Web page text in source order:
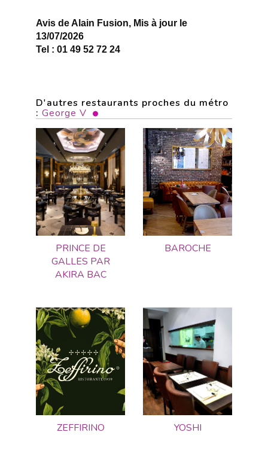
Avis de Alain Fusion, Mis à jour le
13/07/2026
Tel : 01 49 52 72 24
D'autres restaurants proches du métro
: George V
PRINCE DE
GALLES PAR
AKIRA BAC
BAROCHE
ZEFFIRINO YOSHI